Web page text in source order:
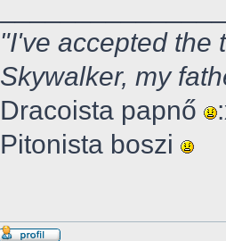
"I've accepted the
Skywalker, my
Dracoista papnő
Pitonista boszi